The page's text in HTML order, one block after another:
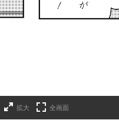
拡大 全画面